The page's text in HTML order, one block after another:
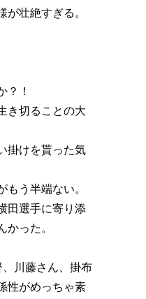
が壮絶すぎる。
？！
き切ることの大
掛けを貰った気
もう半端ない。
田選手に寄り添
かった。
川藤さん、掛布
性がめっちゃ素